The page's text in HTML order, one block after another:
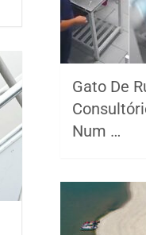
Gato De
Num …